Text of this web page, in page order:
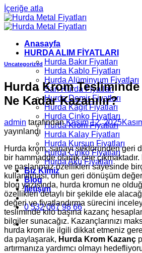
İçeriğe atla
Anasayfa
HURDA ALIM FİYATLARI
Hurda Bakır Fiyatları
Hurda Kablo Fiyatları
Hurda Alüminyum Fiyatları
Sarı Hurda Fiyatları
Hurda Demir Fiyatları
Hurda Kâğıt Fiyatları
Hurda Çinko Fiyatları
Hurda Krom Fiyatları
Hurda Kalay Fiyatları
Hurda Kurşun Fiyatları
Hurda Çinko Fiyatları
Hurda Akü Fiyatları
Biz Kimiz
Blog
İletişim
0 532 067 98 66
Uncategorized
Hurda Krom Tesliminde
Ne Kadar Kazanılır?
admin tarafından Kasım 12, 2025
yayınlandı
Hurda krom, sanayi sektöründen geri
bir hammadde olarak öne çıkmaktadır.
ve paslanmaz özellikleri sayesinde
kullanılması, onun geri dönüşüm
blog yazısında, hurda kromun ne
özellikleri detaylı bir şekilde ele
değeri ve fiyatlandırma sürecini
tesliminde kilo başına kazanç
bilgiler sunacağız. Kazançlarınızı
hurda krom ile ilgili dikkat etmeniz
da paylaşarak, Hurda Krom Kazanç
artırmanıza yardımcı olmayı